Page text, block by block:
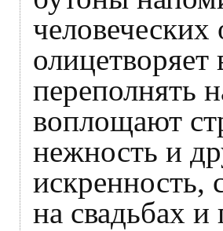
переполнять
воплощают
нежность и
искренность,
на свадьбах и